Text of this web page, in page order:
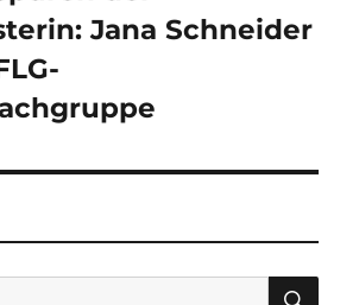
Jana Schneider